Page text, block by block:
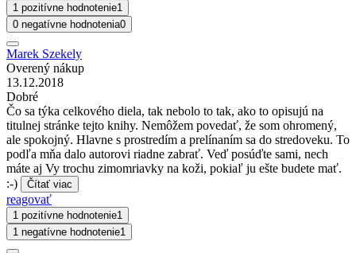
1 pozitívne hodnotenie1
0 negatívne hodnotenia0
Marek Szekely
Overený nákup
13.12.2018
Dobré
Čo sa týka celkového diela, tak nebolo to tak, ako to opisujú na
titulnej stránke tejto knihy. Nemôžem povedať, že som ohromený,
ale spokojný. Hlavne s prostredím a prelínaním sa do stredoveku. To
podľa mňa dalo autorovi riadne zabrať. Veď posúďte sami, nech
máte aj Vy trochu zimomriavky na koži, pokiaľ ju ešte budete mať.
:-)
Čítať viac
reagovať
1 pozitívne hodnotenie1
1 negatívne hodnotenie1